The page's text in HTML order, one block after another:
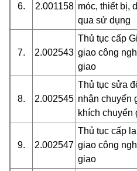
6. 2.001158 móc, thiết bị,
qua sử dụng
7. 2.002543
Thủ tục cấp
giao công
giao
8. 2.002545
Thủ tục sửa
nhận chuyển
khích chuyển
9. 2.002547
Thủ tục cấp
giao công
giao